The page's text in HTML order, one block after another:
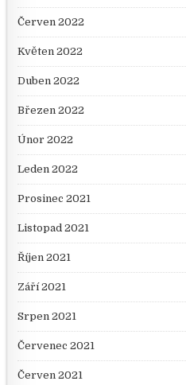
Červen 2022
Květen 2022
Duben 2022
Březen 2022
Únor 2022
Leden 2022
Prosinec 2021
Listopad 2021
Říjen 2021
Září 2021
Srpen 2021
Červenec 2021
Červen 2021